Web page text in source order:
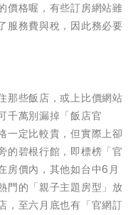
價格喔，有些訂房網站雖
服務費與稅，因此務必要
那些飯店，或上比價網站
千萬別漏掉「飯店官
一定比較貴，但實際上卻
的碧根行館，即標榜「官
房價內，其他如台中6月
門的「親子主題房型」放
，至六月底也有「官網訂